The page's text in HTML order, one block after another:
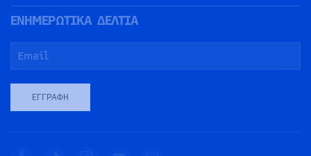
ΕΝΗΜΕΡΩΤΙΚΑ ΔΕΛΤΙΑ
ΕΓΓΡΑΦΉ